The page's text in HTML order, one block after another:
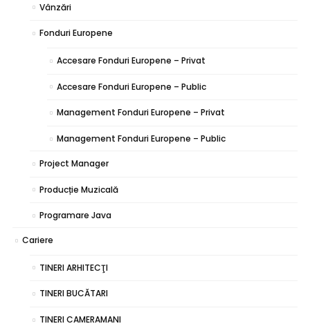
Vânzări
Fonduri Europene
Accesare Fonduri Europene – Privat
Accesare Fonduri Europene – Public
Management Fonduri Europene – Privat
Management Fonduri Europene – Public
Project Manager
Producție Muzicală
Programare Java
Cariere
TINERI ARHITECŢI
TINERI BUCĂTARI
TINERI CAMERAMANI